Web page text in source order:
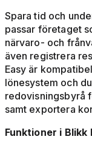
Spara tid och
passar företaget
närvaro- och
även registrera
Easy är
lönesystem och
redovisningsbyrå
samt exportera
Funktioner i Blikk